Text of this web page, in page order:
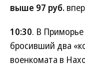
выше 97 руб.
10:30. В
бросивший два
военкомата в